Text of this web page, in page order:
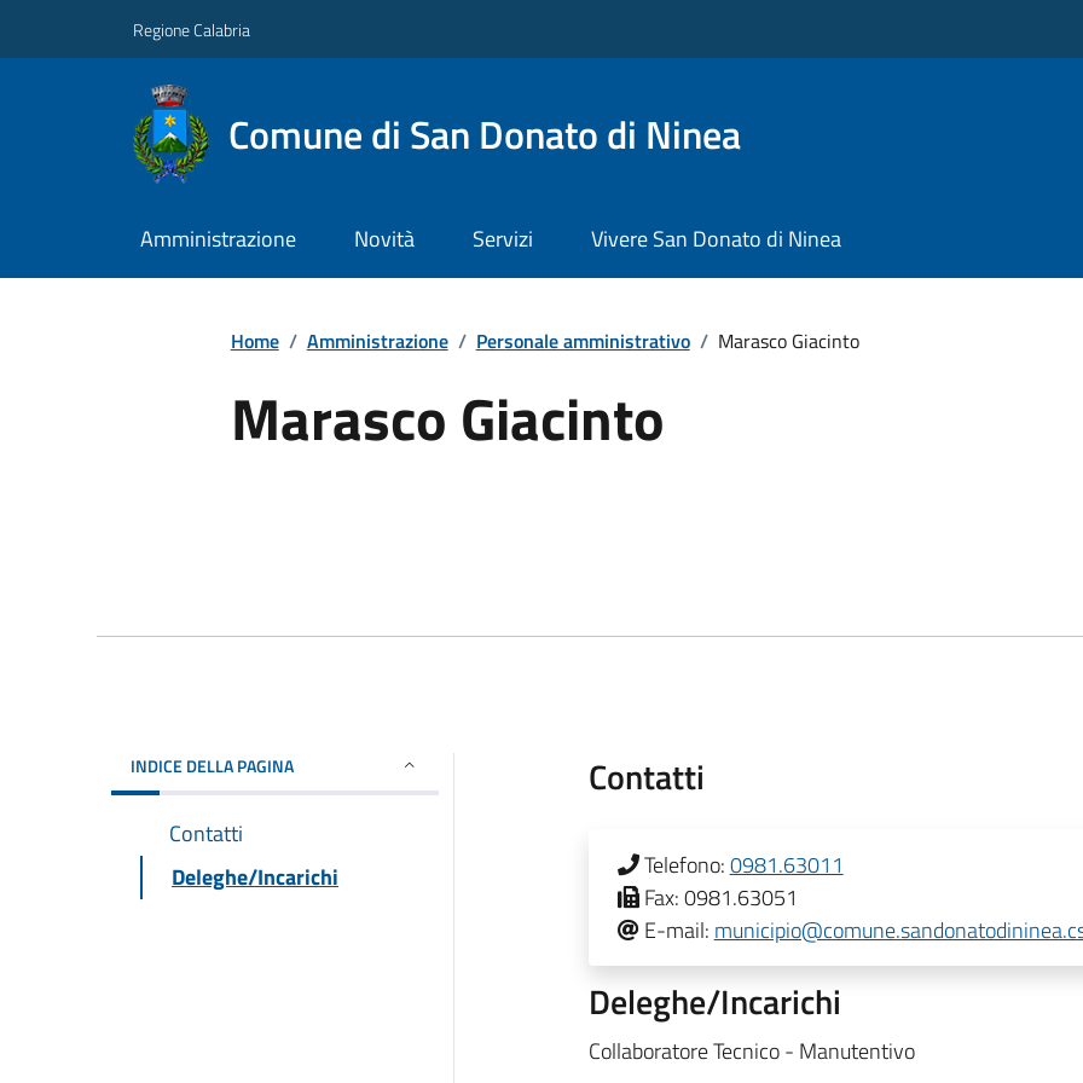
Regione Calabria
Comune di San Donato di Ninea
Amministrazione Novità Servizi Vivere San Donato di Ninea
Home / Amministrazione / Personale amministrativo / Marasco Giacinto
Marasco Giacinto
INDICE DELLA PAGINA
Contatti
Deleghe/Incarichi
Contatti
Telefono:0981.63011
Fax:0981.63051
E-mail:
Deleghe/Incarichi
Collaboratore Tecnico - Manutentivo